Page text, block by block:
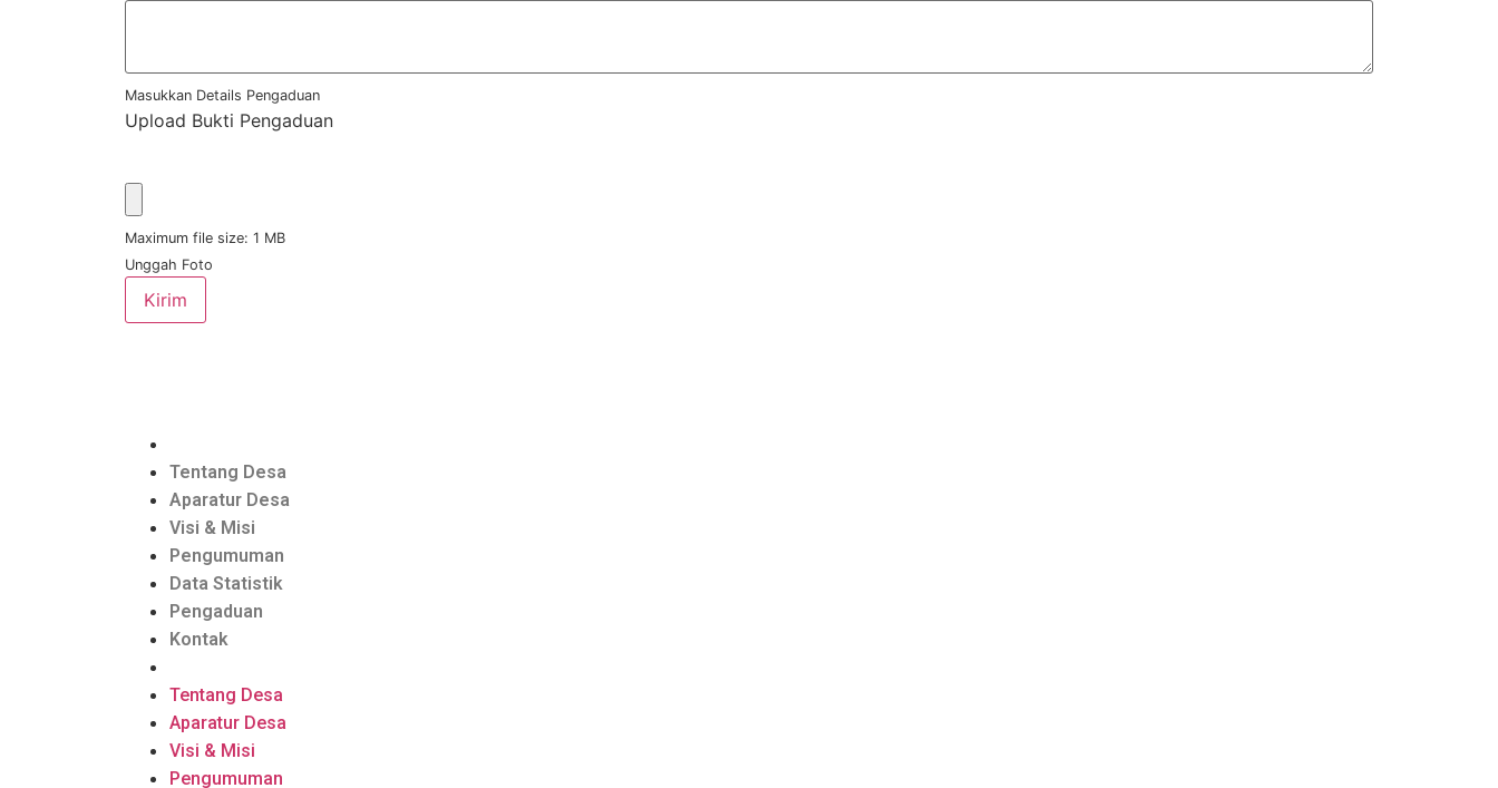
Masukkan Details Pengaduan
Upload Bukti Pengaduan
Maximum file size: 1 MB
Unggah Foto
Kirim
Tentang Desa
Aparatur Desa
Visi & Misi
Pengumuman
Data Statistik
Pengaduan
Kontak
Tentang Desa
Aparatur Desa
Visi & Misi
Pengumuman